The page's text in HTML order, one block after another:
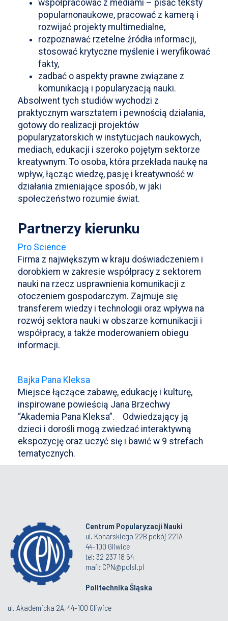
współpracować z mediami – pisać teksty
popularnonaukowe, pracować z kamerą i
rozwijać projekty multimedialne,
rozpoznawać rzetelne źródła informacji,
stosować krytyczne myślenie i weryfikować
fakty,
zadbać o aspekty prawne związane z
komunikacją i popularyzacją nauki.
Absolwent tych studiów wychodzi z
praktycznym warsztatem i pewnością działania,
gotowy do realizacji projektów
popularyzatorskich w instytucjach naukowych,
mediach, edukacji i szeroko pojętym sektorze
kreatywnym. To osoba, która przekłada naukę na
wpływ, łącząc wiedzę, pasję i kreatywność w
działania zmieniające sposób, w jaki
społeczeństwo rozumie świat.
Partnerzy kierunku
Pro Science
Firma z największym w kraju doświadczeniem i
dorobkiem w zakresie współpracy z sektorem
nauki na rzecz usprawnienia komunikacji z
otoczeniem gospodarczym. Zajmuje się
transferem wiedzy i technologii oraz wpływa na
rozwój sektora nauki w obszarze komunikacji i
współpracy, a także moderowaniem obiegu
informacji.
Bajka Pana Kleksa
Miejsce łączące zabawę, edukację i kulturę,
inspirowane powieścią Jana Brzechwy
“Akademia Pana Kleksa”. Odwiedzający ją
dzieci i dorośli mogą zwiedzać interaktywną
ekspozycję oraz uczyć się i bawić w 9 strefach
tematycznych.
Centrum Popularyzacji Nauki
ul. Konarskiego 22B pokój 221A
44-100 Gliwice
tel: 32 237 18 54
mail: CPN@polsl.pl
Politechnika Śląska
ul. Akademicka 2A, 44-100 Gliwice